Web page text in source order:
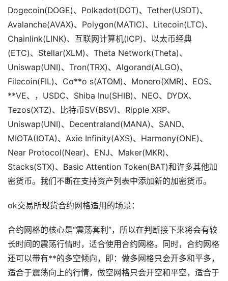
Dogecoin(DOGE)、Polkadot(DOT)、Tether(USDT)、
Avalanche(AVAX)、Polygon(MATIC)、Litecoin(LTC)、
Chainlink(LINK)、互联网计算机(ICP)、以太币经典
(ETC)、Stellar(XLM)、Theta Network(Theta)、
Uniswap(UNI)、Tron(TRX)、Algorand(ALGO)、
Filecoin(FIL)、Co**o s(ATOM)、Monero(XMR)、EOS、
**VE、，USDC、Shiba Inu(SHIB)、NEO、DYDX、
Tezos(XTZ)、比特币SV(BSV)、Ripple XRP、
Uniswap(UNI)、Decentraland(MANA)、SAND、
MIOTA(IOTA)、Axie Infinity(AXS)、Harmony(ONE)、
Near Protocol(Near)、ENJ、Maker(MKR)、
Stacks(STX)、Basic Attention Token(BAT)和许多其他加
密货币。我们不断在支持资产列表中添加新的加密货币。
ok交易所现货合约网格适用的场景：
合约网格的核心是“震荡套利”，所以在判断接下来将会有较
长时间的震荡行情时，适合使用合约网格。同时，合约网格
还可以带有**的多空倾向，即：做多网格只会开多和平多，
适合于震荡向上的行情，做空网格只会开空和平空，适合于